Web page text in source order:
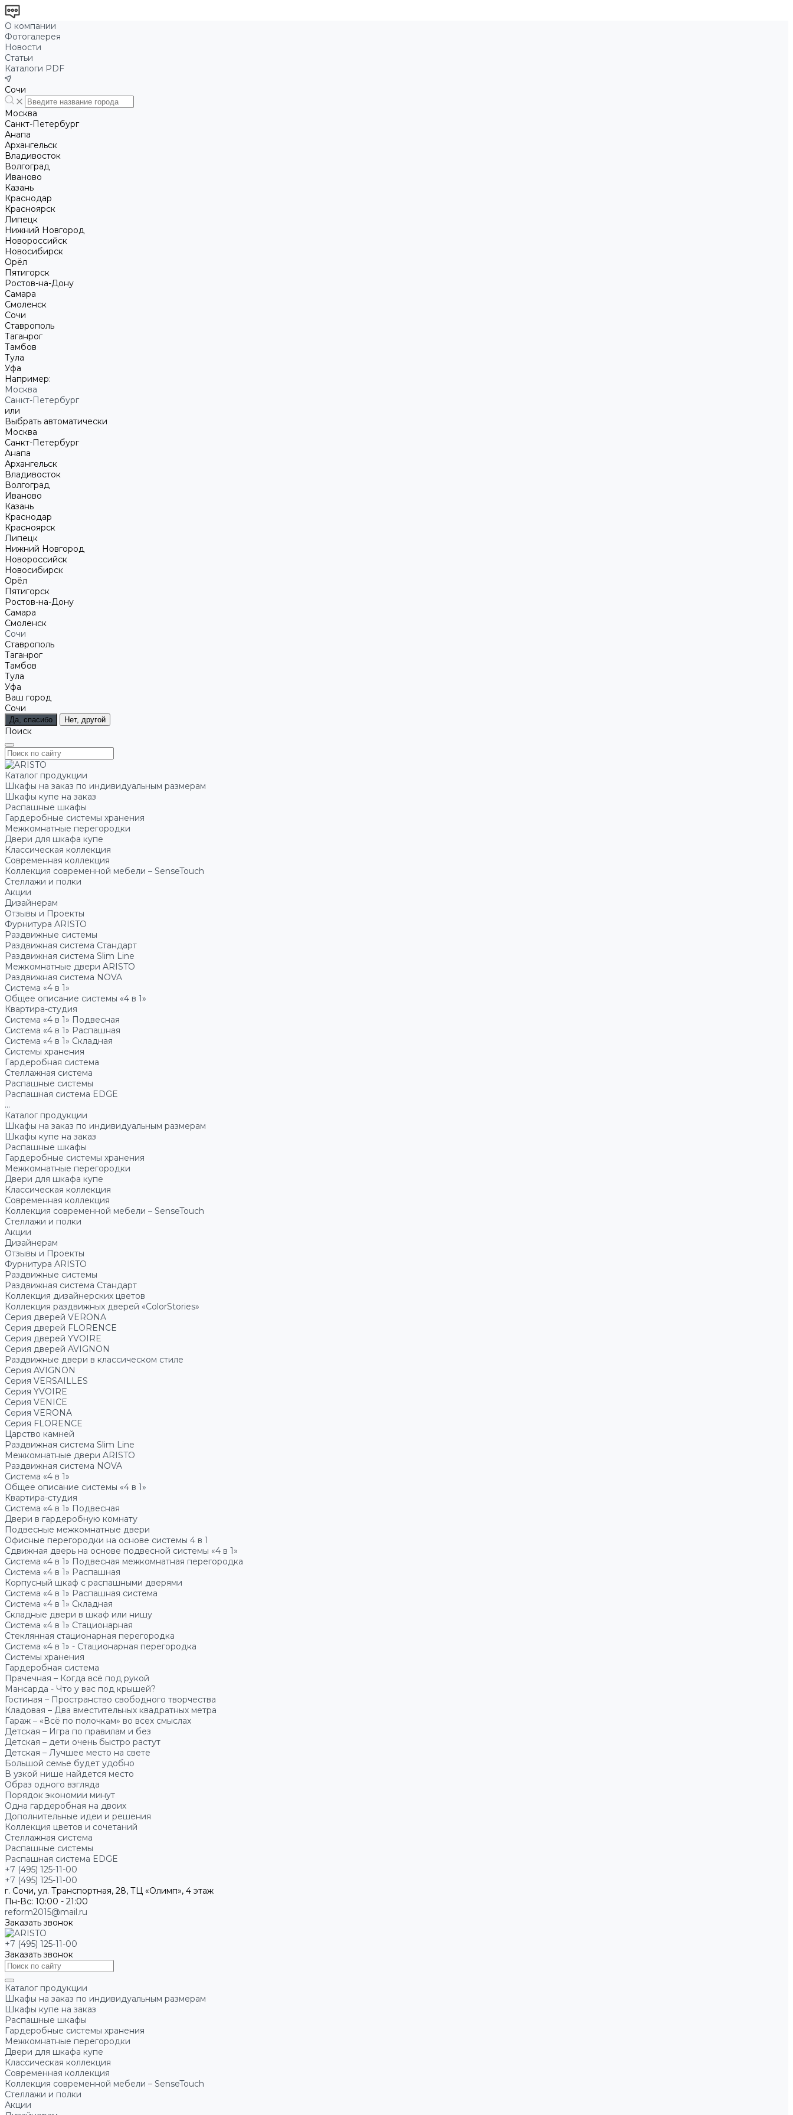
О компании
Фотогалерея
Новости
Статьи
Каталоги PDF
Сочи
Москва
Санкт-Петербург
Анапа
Архангельск
Владивосток
Волгоград
Иваново
Казань
Краснодар
Красноярск
Липецк
Нижний Новгород
Новороссийск
Новосибирск
Орёл
Пятигорск
Ростов-на-Дону
Самара
Смоленск
Сочи
Ставрополь
Таганрог
Тамбов
Тула
Уфа
Например:
Москва
Санкт-Петербург
или
Выбрать автоматически
Москва
Санкт-Петербург
Анапа
Архангельск
Владивосток
Волгоград
Иваново
Казань
Краснодар
Красноярск
Липецк
Нижний Новгород
Новороссийск
Новосибирск
Орёл
Пятигорск
Ростов-на-Дону
Самара
Смоленск
Сочи
Ставрополь
Таганрог
Тамбов
Тула
Уфа
Ваш город
Сочи
Да, спасибо Нет, другой
Поиск
Каталог продукции
Шкафы на заказ по индивидуальным размерам
Шкафы купе на заказ
Распашные шкафы
Гардеробные системы хранения
Межкомнатные перегородки
Двери для шкафа купе
Классическая коллекция
Современная коллекция
Коллекция современной мебели – SenseTouch
Стеллажи и полки
Акции
Дизайнерам
Отзывы и Проекты
Фурнитура ARISTO
Раздвижные системы
Раздвижная система Стандарт
Раздвижная система Slim Line
Межкомнатные двери ARISTO
Раздвижная система NOVA
Система «4 в 1»
Общее описание системы «4 в 1»
Квартира-студия
Система «4 в 1» Подвесная
Система «4 в 1» Распашная
Система «4 в 1» Складная
Системы хранения
Гардеробная система
Стеллажная система
Распашные системы
Распашная система EDGE
...
Каталог продукции
Шкафы на заказ по индивидуальным размерам
Шкафы купе на заказ
Распашные шкафы
Гардеробные системы хранения
Межкомнатные перегородки
Двери для шкафа купе
Классическая коллекция
Современная коллекция
Коллекция современной мебели – SenseTouch
Стеллажи и полки
Акции
Дизайнерам
Отзывы и Проекты
Фурнитура ARISTO
Раздвижные системы
Раздвижная система Стандарт
Коллекция дизайнерских цветов
Коллекция раздвижных дверей «ColorStories»
Серия дверей VERONA
Серия дверей FLORENCE
Серия дверей YVOIRE
Серия дверей AVIGNON
Раздвижные двери в классическом стиле
Серия AVIGNON
Серия VERSAILLES
Серия YVOIRE
Серия VENICE
Серия VERONA
Серия FLORENCE
Царство камней
Раздвижная система Slim Line
Межкомнатные двери ARISTO
Раздвижная система NOVA
Система «4 в 1»
Общее описание системы «4 в 1»
Квартира-студия
Система «4 в 1» Подвесная
Двери в гардеробную комнату
Подвесные межкомнатные двери
Офисные перегородки на основе системы 4 в 1
Сдвижная дверь на основе подвесной системы «4 в 1»
Система «4 в 1» Подвесная межкомнатная перегородка
Система «4 в 1» Распашная
Корпусный шкаф с распашными дверями
Система «4 в 1» Распашная система
Система «4 в 1» Складная
Складные двери в шкаф или нишу
Система «4 в 1» Стационарная
Стеклянная стационарная перегородка
Система «4 в 1» - Стационарная перегородка
Системы хранения
Гардеробная система
Прачечная – Когда всё под рукой
Мансарда - Что у вас под крышей?
Гостиная – Пространство свободного творчества
Кладовая – Два вместительных квадратных метра
Гараж – «Всё по полочкам» во всех смыслах
Детская – Игра по правилам и без
Детская – дети очень быстро растут
Детская – Лучшее место на свете
Большой семье будет удобно
В узкой нише найдется место
Образ одного взгляда
Порядок экономии минут
Одна гардеробная на двоих
Дополнительные идеи и решения
Коллекция цветов и сочетаний
Стеллажная система
Распашные системы
Распашная система EDGE
+7 (495) 125-11-00
+7 (495) 125-11-00
г. Сочи, ул. Транспортная, 28, ТЦ «Олимп», 4 этаж
Пн-Вс: 10:00 - 21:00
reform2015@mail.ru
Заказать звонок
+7 (495) 125-11-00
Заказать звонок
Каталог продукции
Шкафы на заказ по индивидуальным размерам
Шкафы купе на заказ
Распашные шкафы
Гардеробные системы хранения
Межкомнатные перегородки
Двери для шкафа купе
Классическая коллекция
Современная коллекция
Коллекция современной мебели – SenseTouch
Стеллажи и полки
Акции